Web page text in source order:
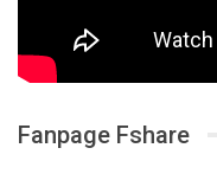
Fanpage Fshare